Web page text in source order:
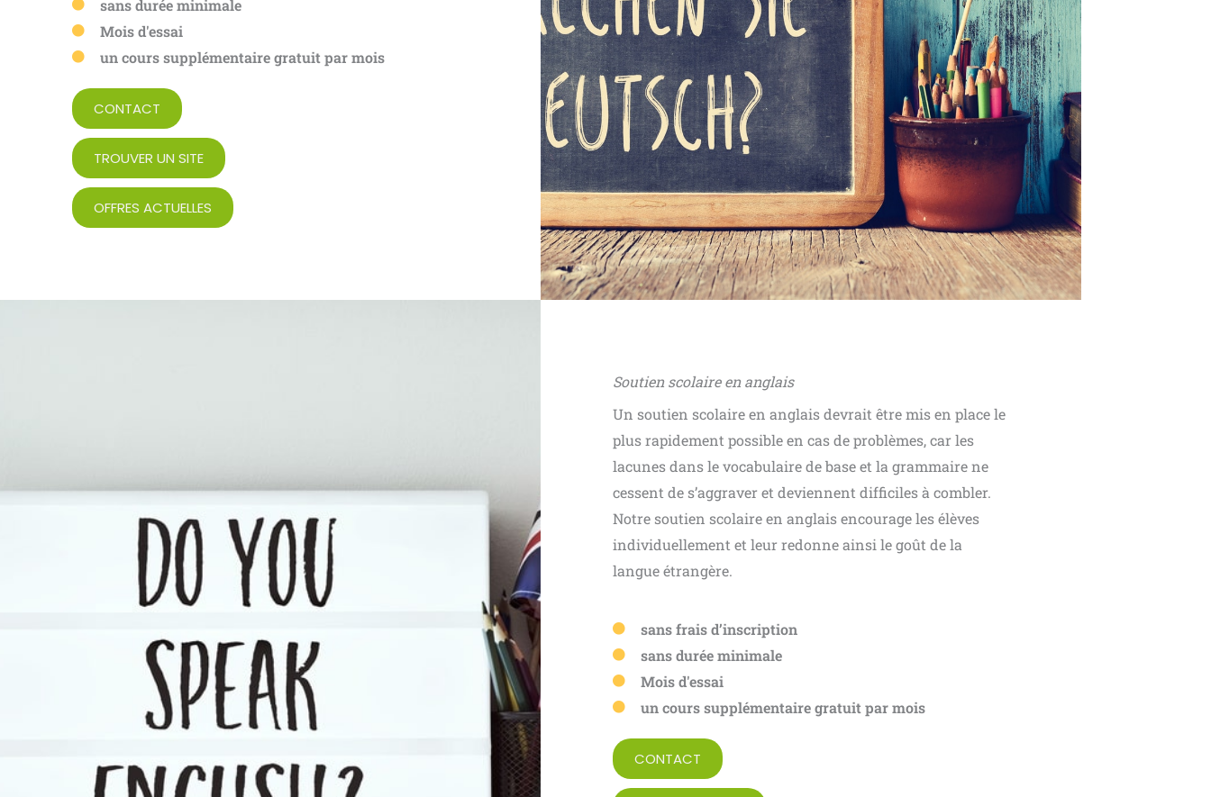
sans durée minimale
Mois d'essai
un cours supplémentaire gratuit par mois
CONTACT
TROUVER UN SITE
OFFRES ACTUELLES
Soutien scolaire en anglais
Un soutien scolaire en anglais devrait être mis en place le
plus rapidement possible en cas de problèmes, car les
lacunes dans le vocabulaire de base et la grammaire ne
cessent de s’aggraver et deviennent difficiles à combler.
Notre soutien scolaire en anglais encourage les élèves
individuellement et leur redonne ainsi le goût de la
langue étrangère.
sans frais d’inscription
sans durée minimale
Mois d'essai
un cours supplémentaire gratuit par mois
CONTACT